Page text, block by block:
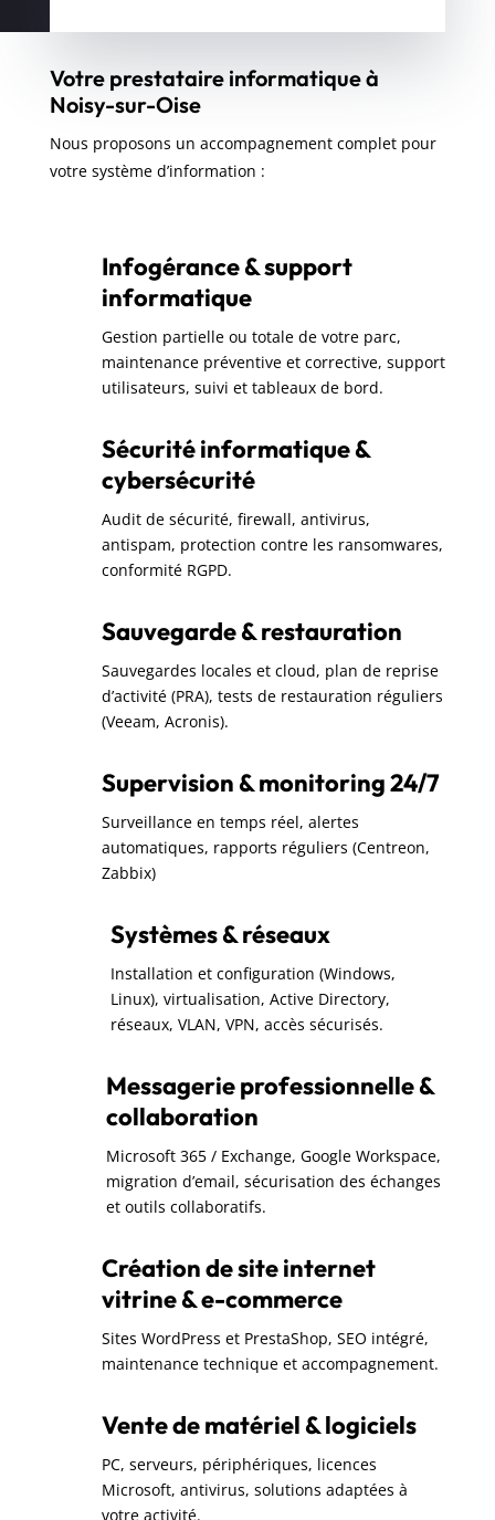
Votre prestataire informatique à
Noisy-sur-Oise
Nous proposons un accompagnement complet pour
votre système d’information :
Infogérance & support
informatique
Gestion partielle ou totale de votre parc,
maintenance préventive et corrective, support
utilisateurs, suivi et tableaux de bord.
Sécurité informatique &
cybersécurité
Audit de sécurité, firewall, antivirus,
antispam, protection contre les ransomwares,
conformité RGPD.
Sauvegarde & restauration
Sauvegardes locales et cloud, plan de reprise
d’activité (PRA), tests de restauration réguliers
(Veeam, Acronis).
Supervision & monitoring 24/7
Surveillance en temps réel, alertes
automatiques, rapports réguliers (Centreon,
Zabbix)
Systèmes & réseaux
Installation et configuration (Windows,
Linux), virtualisation, Active Directory,
réseaux, VLAN, VPN, accès sécurisés.
Messagerie professionnelle &
collaboration
Microsoft 365 / Exchange, Google Workspace,
migration d’email, sécurisation des échanges
et outils collaboratifs.
Création de site internet
vitrine & e-commerce
Sites WordPress et PrestaShop, SEO intégré,
maintenance technique et accompagnement.
Vente de matériel & logiciels
PC, serveurs, périphériques, licences
Microsoft, antivirus, solutions adaptées à
votre activité.